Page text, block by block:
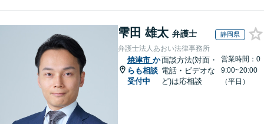
雫田 雄太 弁護士 静岡県
弁護士法人あおい法律事務所
焼津市 か
らも相談
受付中
面談方法(対面・
電話・ビデオな
ど)は応相談
営業時間：0
9:00~20:00
（平日）